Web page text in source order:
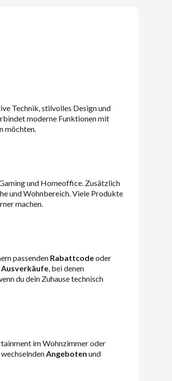
Technik, stilvolles Design und
moderne Funktionen mit
möchten.
und Homeoffice. Zusätzlich
und Wohnbereich. Viele Produkte
machen.
passenden Rabattcodeoder
Ausverkäufe , bei denen
du dein Zuhause technisch
im Wohnzimmer oder
, wechselnden Angeboten und